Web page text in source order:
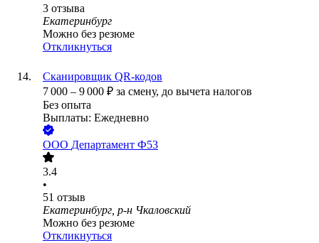
3 отзыва
Екатеринбург
Можно без резюме
Откликнуться
Сканировщик QR-кодов
7 000 – 9 000 ₽ за смену, до вычета налогов
Без опыта
Выплаты: Ежедневно
ООО Департамент Ф53
3.4
•
51 отзыв
Екатеринбург, р-н Чкаловский
Можно без резюме
Откликнуться